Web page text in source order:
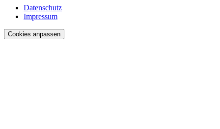
Datenschutz
Impressum
Cookies anpassen